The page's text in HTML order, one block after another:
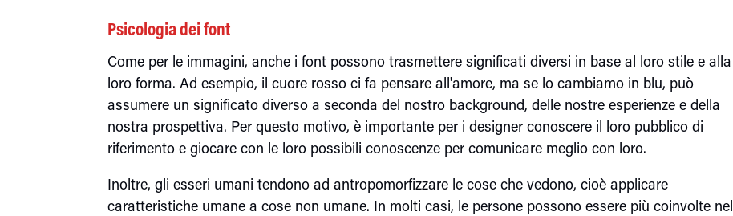
Psicologia dei font
Come per le immagini, anche i font possono trasmettere significati diversi in base al loro stile e alla
loro forma. Ad esempio, il cuore rosso ci fa pensare all'amore, ma se lo cambiamo in blu, può
assumere un significato diverso a seconda del nostro background, delle nostre esperienze e della
nostra prospettiva. Per questo motivo, è importante per i designer conoscere il loro pubblico di
riferimento e giocare con le loro possibili conoscenze per comunicare meglio con loro.
Inoltre, gli esseri umani tendono ad antropomorfizzare le cose che vedono, cioè applicare
caratteristiche umane a cose non umane. In molti casi, le persone possono essere più coinvolte nel